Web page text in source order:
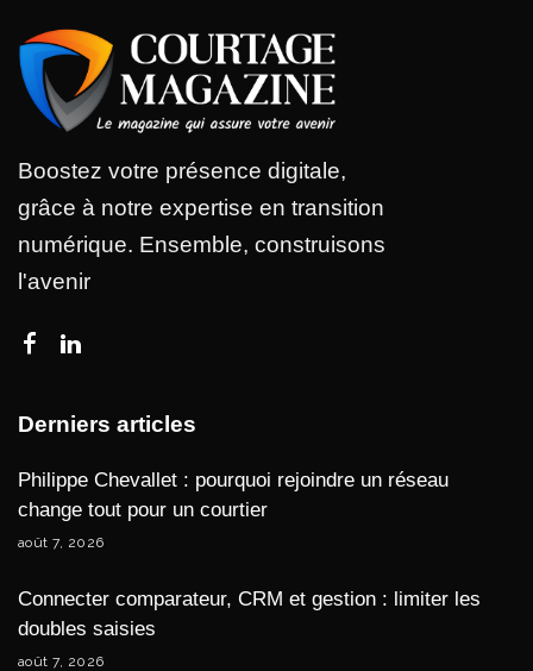
Boostez votre présence digitale,
grâce à notre expertise en transition
numérique. Ensemble, construisons
l'avenir
Derniers articles
Philippe Chevallet : pourquoi rejoindre un réseau
change tout pour un courtier
août 7, 2026
Connecter comparateur, CRM et gestion : limiter les
doubles saisies
août 7, 2026